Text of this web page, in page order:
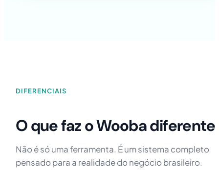
DIFERENCIAIS
O que faz o Wooba diferente
Não é só uma ferramenta. É um sistema completo
pensado para a realidade do negócio brasileiro.